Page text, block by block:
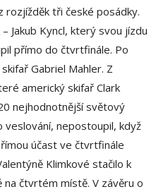
tři české posádky.
Jakub Kyncl, který svou jízdu
přímo do čtvrtfinále. Po
Gabriel Mahler. Z
americký skifař Clark
nejhodnotnější světový
veslování, nepostoupil, když
účast ve čtvrtfinále
Klimkové stačilo k
čtvrtém místě. V závěru o